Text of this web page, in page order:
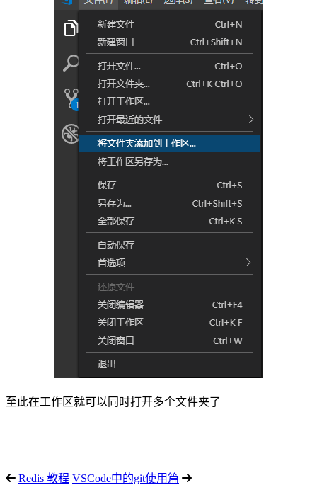
至此在工作区就可以同时打开多个文件夹了
Redis 教程 VSCode中的git使用篇